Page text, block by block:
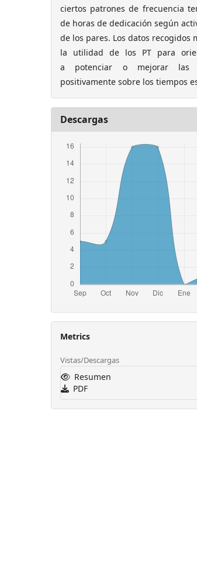
ciertos patrones de frecuencia
de horas de dedicación según
de los pares. Los datos recogidos
la utilidad de los PT para
a potenciar o mejorar las
positivamente sobre los tiempos
Descargas
Metrics
Vistas/Descargas
Resumen
PDF